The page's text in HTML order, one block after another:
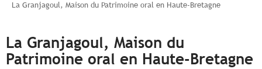
La Granjagoul, Maison du Patrimoine oral en Haute-Bretagne
La Granjagoul, Maison du
Patrimoine oral en Haute-Bretagne